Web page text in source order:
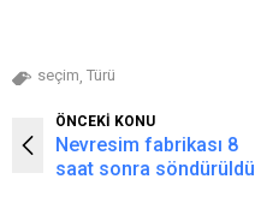
seçim, Türü
ÖNCEKİ KONU
Nevresim fabrikası 8
saat sonra söndürüldü